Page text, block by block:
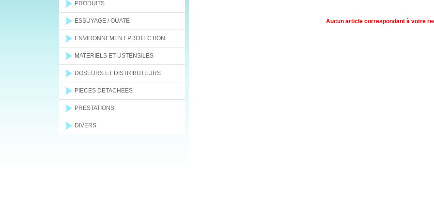
PRODUITS
ESSUYAGE / OUATE
ENVIRONNEMENT PROTECTION
MATERIELS ET USTENSILES
DOSEURS ET DISTRIBUTEURS
PIECES DETACHEES
PRESTATIONS
DIVERS
Aucun article correspondant à votre